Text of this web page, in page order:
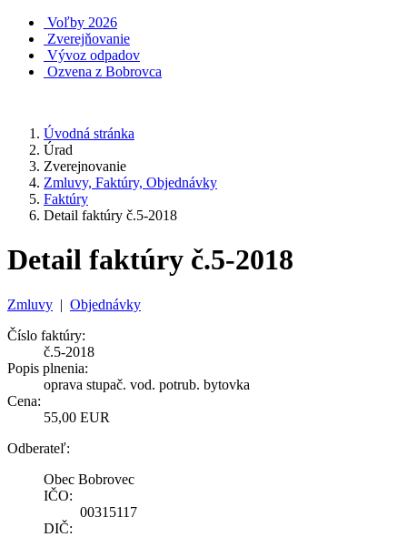
Voľby 2026
Zverejňovanie
Vývoz odpadov
Ozvena z Bobrovca
Úvodná stránka
Úrad
Zverejnovanie
Zmluvy, Faktúry, Objednávky
Faktúry
Detail faktúry č.5-2018
Detail faktúry č.5-2018
Zmluvy | Objednávky
Číslo faktúry:
č.5-2018
Popis plnenia:
oprava stupač. vod. potrub. bytovka
Cena:
55,00 EUR
Odberateľ:
Obec Bobrovec
IČO:
00315117
DIČ: